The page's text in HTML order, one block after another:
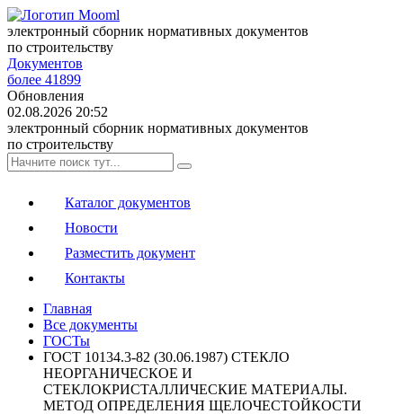
электронный сборник нормативных документов
по строительству
Документов
более 41899
Обновления
02.08.2026 20:52
электронный сборник нормативных документов
по строительству
Каталог документов
Новости
Разместить документ
Контакты
Главная
Все документы
ГОСТы
ГОСТ 10134.3-82 (30.06.1987) СТЕКЛО
НЕОРГАНИЧЕСКОЕ И
СТЕКЛОКРИСТАЛЛИЧЕСКИЕ МАТЕРИАЛЫ.
МЕТОД ОПРЕДЕЛЕНИЯ ЩЕЛОЧЕСТОЙКОСТИ